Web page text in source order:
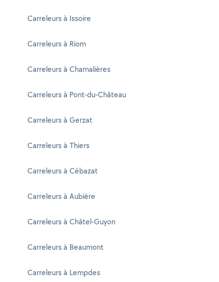
Carreleurs à Issoire
Carreleurs à Riom
Carreleurs à Chamalières
Carreleurs à Pont-du-Château
Carreleurs à Gerzat
Carreleurs à Thiers
Carreleurs à Cébazat
Carreleurs à Aubière
Carreleurs à Châtel-Guyon
Carreleurs à Beaumont
Carreleurs à Lempdes